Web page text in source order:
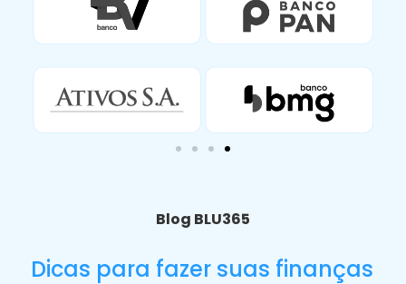
Blog BLU365
Dicas para fazer suas finanças